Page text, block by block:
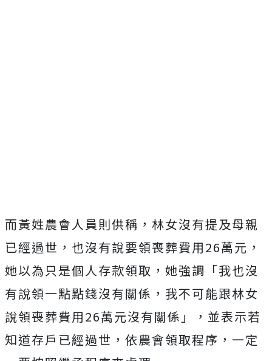
而黃姓農會人員則供稱，林女沒有提及母親
已經過世，也沒有說要領喪葬費用26萬元，
她以為只是個人存款領取，她強調「我也沒
有說領一點點錢沒有關係，我不可能跟林女
說領喪葬費用26萬元沒有關係」，並表示若
知道存戶已經過世，依農會領取程序，一定